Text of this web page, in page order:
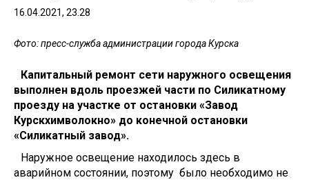
16.04.2021, 23.28
Фото: пресс-служба администрации города Курска
Капитальный ремонт сети наружного освещения
выполнен вдоль проезжей части по Силикатному
проезду на участке от остановки «Завод
Курскхимволокно» до конечной остановки
«Силикатный завод».
Наружное освещение находилось здесь в
аварийном состоянии, поэтому было необходимо не